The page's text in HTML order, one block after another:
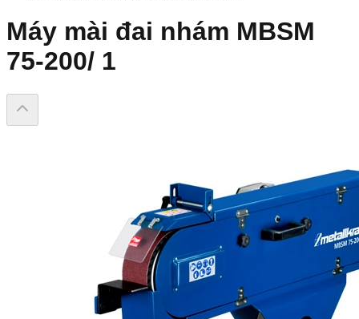
Máy mài đai nhám MBSM
75-200/ 1